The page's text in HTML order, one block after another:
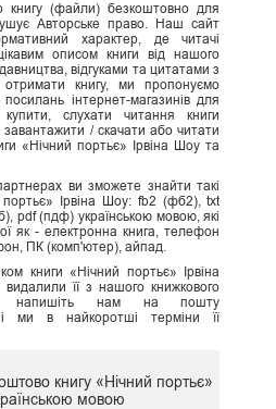
(файли) безкоштовно для
Авторське право. Наш сайт
характер, де читачі
описом книги від нашого
відгуками та цитатами з
книгу, ми пропонуємо
інтернет-магазинів для
слухати читання книги
завантажити / скачати або читати
«Нічний портьє» Ірвіна Шоу та
ви зможете знайти такі
Ірвіна Шоу: fb2 (фб2), txt
pdf (пдф) українською мовою, які
як - електронна книга, телефон
ПК (комп'ютер), айпад.
книги «Нічний портьє» Ірвіна
її з нашого книжкового
напишіть нам на пошту
і ми в найкоротші терміни її
книгу «Нічний портьє»
мовою